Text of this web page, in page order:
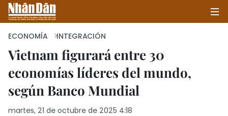
INICIO
POLÍTICA
ECONOMÍA INTEGRACIÓN
Vietnam figurará entre 30
economías líderes del mundo,
según Banco Mundial
martes, 21 de octubre de 2025 4:18